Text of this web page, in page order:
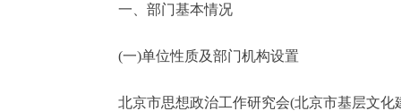
一、部门基本情况
(一)单位性质及部门机构设置
北京市思想政治工作研究会(北京市基层文化